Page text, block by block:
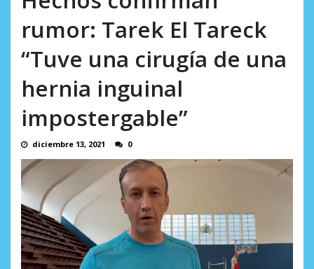
rumor: Tarek El Tareck
“Tuve una cirugía de una
hernia inguinal
impostergable”
diciembre 13, 2021 0